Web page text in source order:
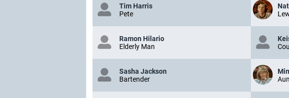
Tim Harris
Pete
Ramon Hilario
Elderly Man
Sasha Jackson
Bartender